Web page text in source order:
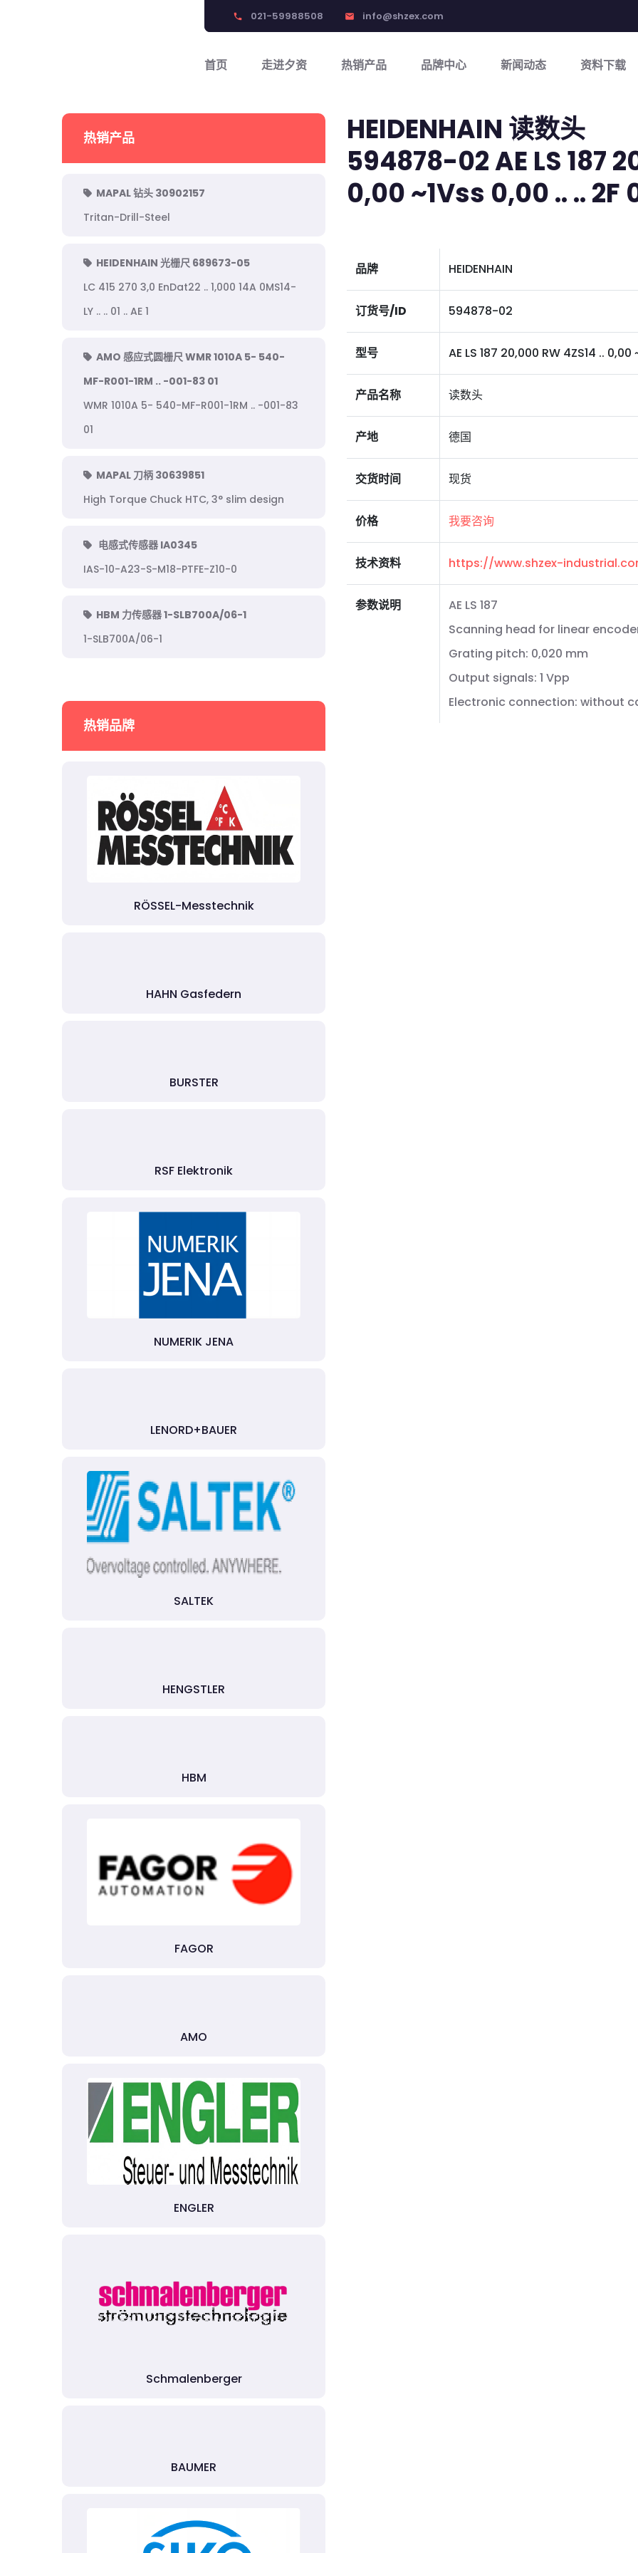
phone 021-59988508 email info@shzex.com
首页 走进夕资 热销产品 品牌中心 新闻动态 资料下载
热销产品
MAPAL 钻头 30902157
Tritan-Drill-Steel
HEIDENHAIN 光栅尺 689673-05
LC 415 270 3,0 EnDat22 .. 1,000 14A 0MS14-
LY .. .. 01 .. AE 1
AMO 感应式圆栅尺 WMR 1010A 5- 540-
MF-R001-1RM .. -001-83 01
WMR 1010A 5- 540-MF-R001-1RM .. -001-83
01
MAPAL 刀柄 30639851
High Torque Chuck HTC, 3° slim design
电感式传感器 IA0345
IAS-10-A23-S-M18-PTFE-Z10-0
HBM 力传感器 1-SLB700A/06-1
1-SLB700A/06-1
热销品牌
RÖSSEL-Messtechnik
HAHN Gasfedern
BURSTER
RSF Elektronik
NUMERIK JENA
LENORD+BAUER
SALTEK
HENGSTLER
HBM
FAGOR
AMO
ENGLER
Schmalenberger
BAUMER
HEIDENHAIN 读数头
594878-02 AE LS 187
0,00 ~1Vss 0,00 .. .. 2F
品牌 HEIDENHAIN
订货号/ID 594878-02
型号 AE LS 187 20,000 RW 4ZS14 .. 0,00
产品名称 读数头
产地 德国
交货时间 现货
价格 我要咨询
技术资料 https://www.shzex-
参数说明
AE LS 187
Scanning head for linear encoder
Grating pitch: 0,020 mm
Output signals: 1 Vpp
Electronic connection: without